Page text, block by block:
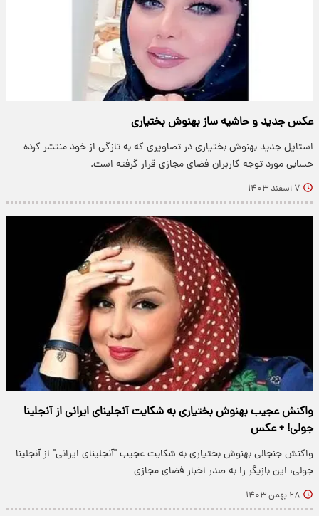
عکس جدید و حاشیه ساز بهنوش بختیاری
استایل جدید بهنوش بختیاری در تصاویری که به تازگی از خود منتشر کرده
حسابی مورد توجه کاربران فضای مجازی قرار گرفته است.
۷ اسفند ۱۴۰۳
واکنش عجیب بهنوش بختیاری به شکایت آنجلینای ایرانی از آنجلینا
جولی! + عکس
واکنش جنجالی بهنوش بختیاری به شکایت عجیب "آنجلینای ایرانی" از آنجلینا
جولی، این بازیگر را به صدر اخبار فضای مجازی…
۲۸ بهمن ۱۴۰۳